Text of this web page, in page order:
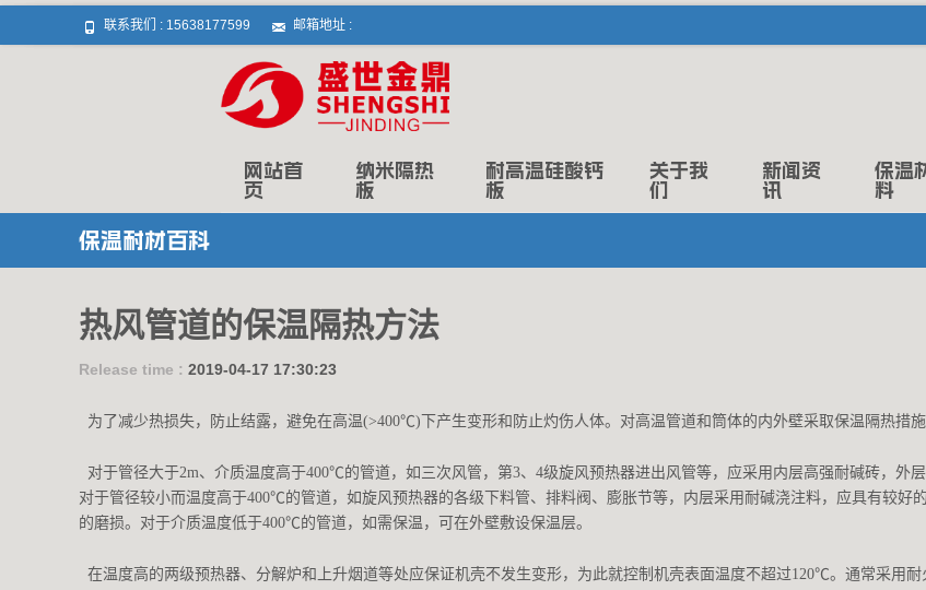
联系我们 : 15638177599 邮箱地址 :
Skip to content
网站首
页
纳米隔热
板
耐高温硅酸钙
板
关于我
们
新闻资
讯
保温
料
保温耐材百科
热风管道的保温隔热方法
Release time : 2019-04-17 17:30:23
为了减少热损失，防止结露，避免在高温(>400℃)下产生变形和防止灼伤人体。对高温管道和筒体的内外壁采取保温隔热措施
对于管径大于2m、介质温度高于400℃的管道，如三次风管，第3、4级旋风预热器进出风管等，应采用内层高强耐碱砖，外层
对于管径较小而温度高于400℃的管道，如旋风预热器的各级下料管、排料阀、膨胀节等，内层采用耐碱浇注料，应具有较好
的磨损。对于介质温度低于400℃的管道，如需保温，可在外壁敷设保温层。
在温度高的两级预热器、分解炉和上升烟道等处应保证机壳不发生变形，为此就控制机壳表面温度不超过120℃。通常采用